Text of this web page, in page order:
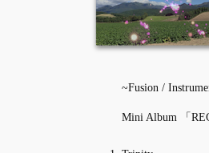
~Fusion /
Mini Album 「